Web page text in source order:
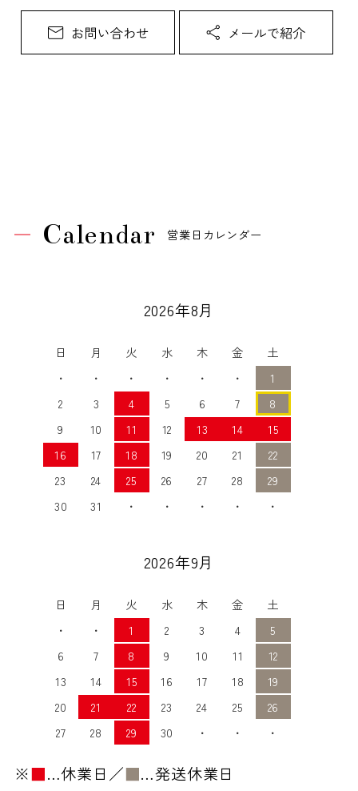
Calendar 営業日カレンダー
2026年8月
日 月 火 水 木 金
土
・
・ ・ ・ ・ ・
1
2
3 4 5 6 7
8
9
10 11 12 13 14
15
16
17 18 19 20 21
22
23
24 25 26 27 28
29
30
31 ・ ・ ・ ・ ・
2026年9月
日 月 火 水 木 金
土
・
・ 1 2 3 4
5
6
7 8 9 10 11
12
13
14 15 16 17 18
19
20
21 22 23 24 25
26
27
28 29 30 ・ ・ ・
※■…休業日／■…発送休業日